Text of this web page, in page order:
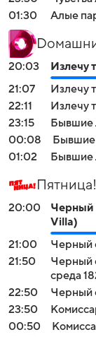
01:30
Алые
20:03
Излечу
21:07
Излечу
22:11
Излечу
23:15
Бывшие
00:08
Бывшие
01:02
Бывшие
Пятница!
20:00
Черный
Villa)
21:00
Черный
21:50
Черный
среда
22:50
Черный
23:50
00:50